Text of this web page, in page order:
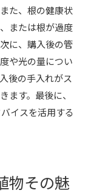
た、根の健康状
または根が過度
に、購入後の管
や光の量につい
後の手入れがス
ます。最後に、
イスを活用する
物その魅